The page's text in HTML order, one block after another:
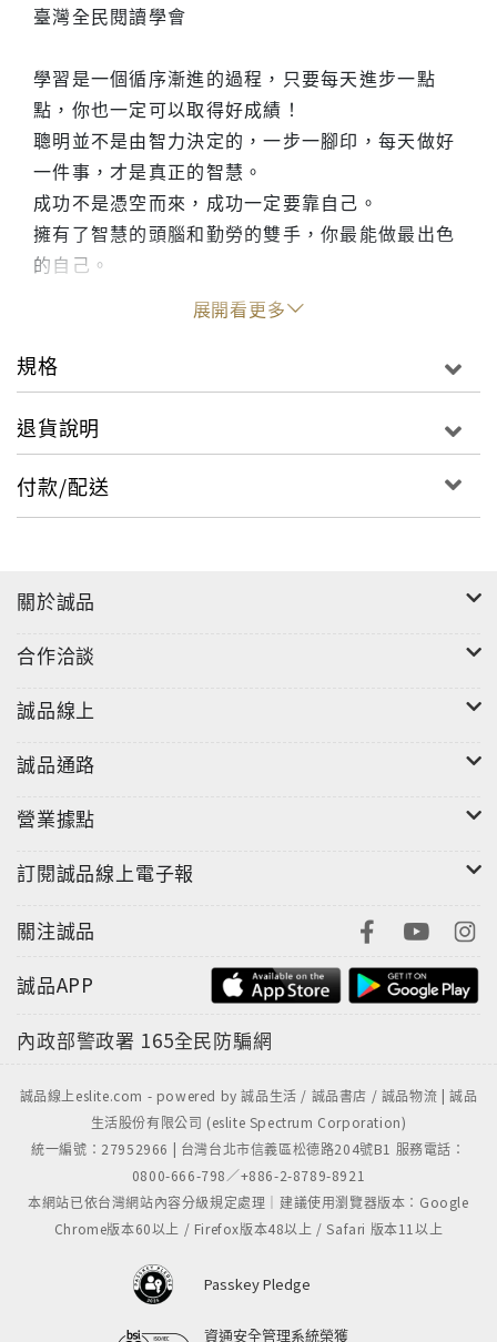
臺灣全民閱讀學會
學習是一個循序漸進的過程，只要每天進步一點
點，你也一定可以取得好成績！
聰明並不是由智力決定的，一步一腳印，每天做好
一件事，才是真正的智慧。
成功不是憑空而來，成功一定要靠自己。
擁有了智慧的頭腦和勤勞的雙手，你最能做最出色
的自己。
心中有愛天地寬，一顆充滿愛的心靈，比天空都要
與其給孩子講一個大道理，不如讓孩子讀一則小故
事。
孩子喜歡讀故事書，喜歡說故事，也喜歡扮演故
事。孩子通常在讀、說、演中深入情境了解其中的
大道理，讓孩子在閱讀的樂趣中，達到潛移默化的
「每天Every」系列叢書，每本書精選101個小故
每天都快樂！
德」和「真情」為主題，為小學生們精選了大量古
選輯了101篇故事：《每天做好一件事》強調智力
智慧、《每天進步一點點》鼓勵勤學精神、《做最
成功的自己》突顯成功品質、《做最出色的自己》
宣揚優秀的品格、《心中有愛天地寬》表達親情真
愛，故事生動有趣，內涵豐富，深具良好的審美價
值和教育功能。
士」、「名人講堂」或「腦筋急轉彎」、「逗你
玩」、「猜猜看」等啟智性且趣味性的對話框小編
排，故事張力強，閱讀容易，輕鬆引導孩子與故事
互動，讓閱讀更具趣味性，提升孩子的閱讀樂趣。
展開看更多
規格
退貨說明
付款/配送
關於誠品
合作洽談
誠品線上
誠品通路
營業據點
訂閱誠品線上電子報
關注誠品
誠品APP
內政部警政署 165全民防騙網
誠品線上eslite.com - powered by 誠品生活 / 誠品書店 / 誠品物流 | 誠品
生活股份有限公司 (eslite Spectrum Corporation)
統一編號：27952966 | 台灣台北市信義區松德路204號B1 服務電話：
0800-666-798／+886-2-8789-8921
本網站已依台灣網站內容分級規定處理｜建議使用瀏覽器版本：Google
Chrome版本60以上 / Firefox版本48以上 / Safari 版本11以上
Passkey Pledge
資通安全管理系統榮獲